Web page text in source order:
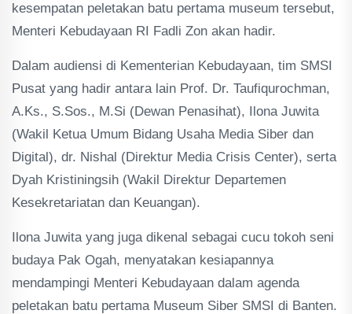
kesempatan peletakan batu pertama museum tersebut,
Menteri Kebudayaan RI Fadli Zon akan hadir.
Dalam audiensi di Kementerian Kebudayaan, tim SMSI
Pusat yang hadir antara lain Prof. Dr. Taufiqurochman,
A.Ks., S.Sos., M.Si (Dewan Penasihat), Ilona Juwita
(Wakil Ketua Umum Bidang Usaha Media Siber dan
Digital), dr. Nishal (Direktur Media Crisis Center), serta
Dyah Kristiningsih (Wakil Direktur Departemen
Kesekretariatan dan Keuangan).
Ilona Juwita yang juga dikenal sebagai cucu tokoh seni
budaya Pak Ogah, menyatakan kesiapannya
mendampingi Menteri Kebudayaan dalam agenda
peletakan batu pertama Museum Siber SMSI di Banten.